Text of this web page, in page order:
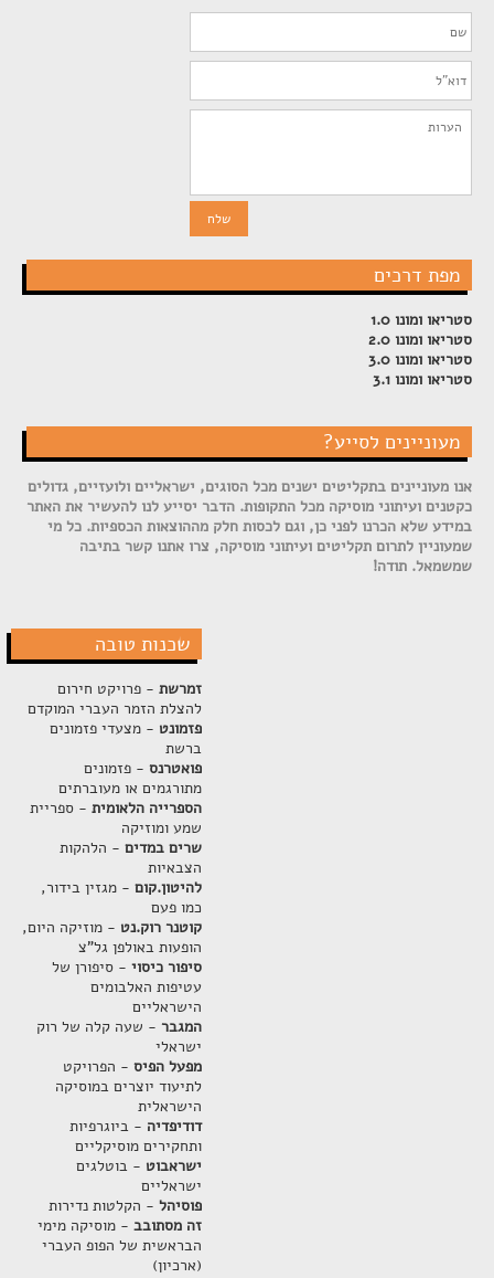
מפת דרכים
סטריאו ומונו 1.0
סטריאו ומונו 2.0
סטריאו ומונו 3.0
סטריאו ומונו 3.1
מעוניינים לסייע?
אנו מעוניינים בתקליטים ישנים מכל הסוגים, ישראליים ולועזיים, גדולים
כקטנים ועיתוני מוסיקה מכל התקופות. הדבר יסייע לנו להעשיר את האתר
במידע שלא הכרנו לפני כן, וגם לכסות חלק מההוצאות הכספיות. כל מי
שמעוניין לתרום תקליטים ועיתוני מוסיקה, צרו אתנו קשר בתיבה
שמשמאל. תודה!
שכנות טובה
זמרשת- פרויקט חירום
להצלת הזמר העברי המוקדם
פזמונט - מצעדי פזמונים
ברשת
פואטרנס- פזמונים
מתורגמים או מעוברתים
הספרייה הלאומית- ספריית
שמע ומוזיקה
שרים במדים- הלהקות
הצבאיות
להיטון.קום- מגזין בידור,
כמו פעם
קוטנר רוק.נט - מוזיקה היום,
הופעות באולפן גל"צ
סיפור כיסוי- סיפורן של
עטיפות האלבומים
הישראליים
המגבר- שעה קלה של רוק
ישראלי
מפעל הפיס- הפרויקט
לתיעוד יוצרים במוסיקה
הישראלית
דודיפדיה - ביוגרפיות
ותחקירים מוסיקליים
ישראבוט - בוטלגים
ישראליים
פוסיהל- הקלטות נדירות
זה מסתובב- מוסיקה מימי
הבראשית של הפופ העברי
(ארכיון)